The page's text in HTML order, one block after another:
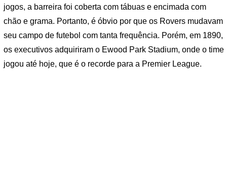
jogos, a barreira foi coberta com tábuas e encimada com
chão e grama. Portanto, é óbvio por que os Rovers mudavam
seu campo de futebol com tanta frequência. Porém, em 1890,
os executivos adquiriram o Ewood Park Stadium, onde o time
jogou até hoje, que é o recorde para a Premier League.